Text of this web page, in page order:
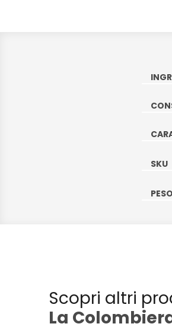
SKU
Scopri altri
La